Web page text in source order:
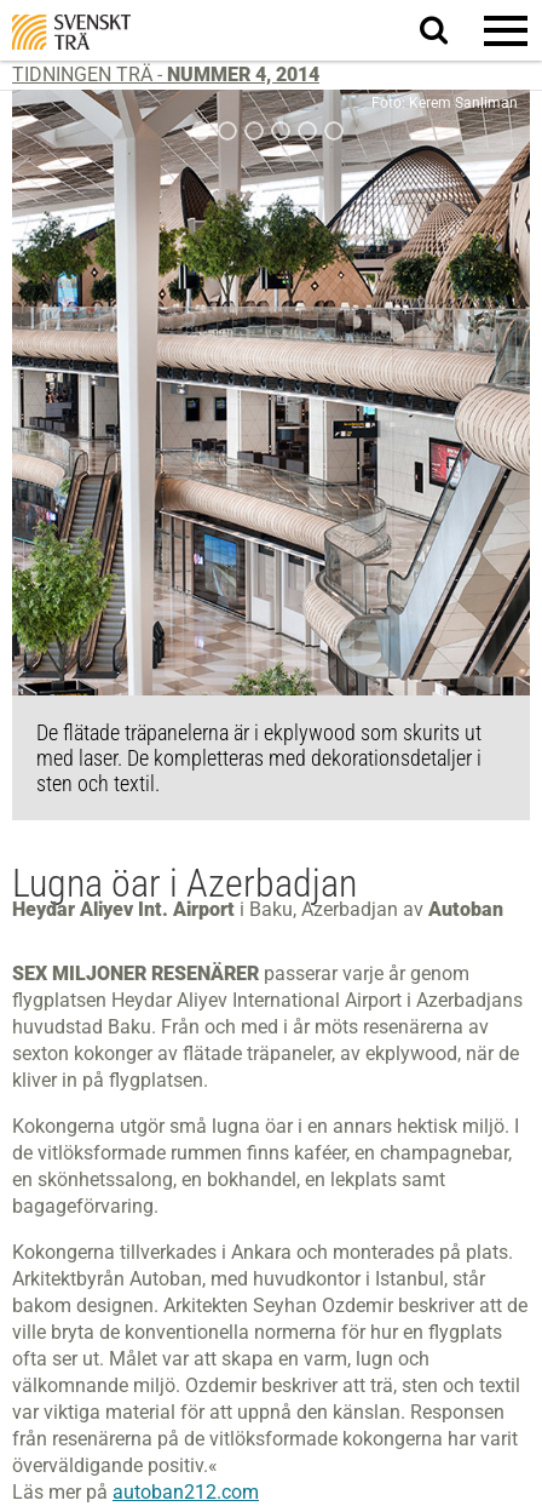
Sök
på
TIDNINGEN TRÄ - NUMMER 4, 2014
Foto: Kerem Sanliman
De flätade träpanelerna är i ekplywood som skurits ut
med laser. De kompletteras med dekorationsdetaljer i
sten och textil.
Lugna öar i Azerbadjan
Heydar Aliyev Int. Airport i Baku, Azerbadjan av Autoban
SEX MILJONER RESENÄRER passerar varje år genom
flygplatsen Heydar Aliyev International Airport i Azerbadjans
huvudstad Baku. Från och med i år möts resenärerna av
sexton kokonger av flätade träpaneler, av ekplywood, när de
kliver in på flygplatsen.
Kokongerna utgör små lugna öar i en annars hektisk miljö. I
de vitlöksformade rummen finns kaféer, en champagnebar,
en skönhets­salong, en bokhandel, en lekplats samt
bagageförvaring.
Kokongerna tillverkades i Ankara och monterades på plats.
Arkitektbyrån Autoban, med huvudkontor i Istanbul, står
bakom designen. Arkitekten Seyhan Ozdemir beskriver att de
ville bryta de konventionella normerna för hur en flygplats
ofta ser ut. Målet var att skapa en varm, lugn och
välkomnande miljö. Ozdemir beskriver att trä, sten och textil
var viktiga material för att uppnå den känslan. Responsen
från resenärerna på de vitlöksformade kokongerna har varit
överväldigande positiv.«
Läs mer på autoban212.com